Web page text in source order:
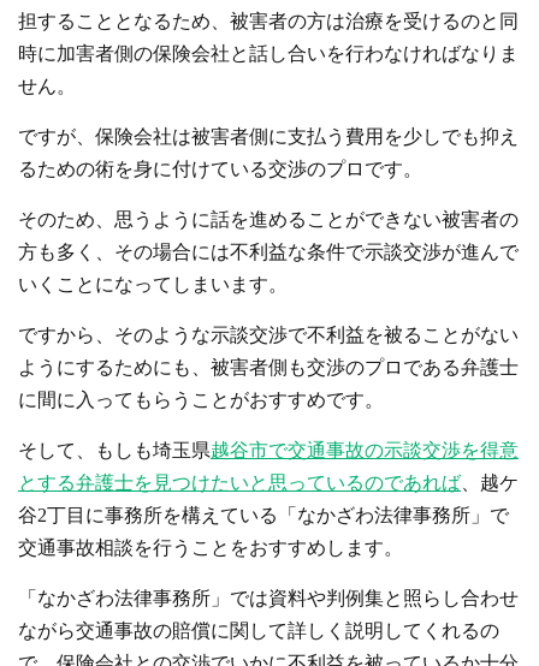
担することとなるため、被害者の方は治療を受けるのと同
時に加害者側の保険会社と話し合いを行わなければなりま
せん。
ですが、保険会社は被害者側に支払う費用を少しでも抑え
るための術を身に付けている交渉のプロです。
そのため、思うように話を進めることができない被害者の
方も多く、その場合には不利益な条件で示談交渉が進んで
いくことになってしまいます。
ですから、そのような示談交渉で不利益を被ることがない
ようにするためにも、被害者側も交渉のプロである弁護士
に間に入ってもらうことがおすすめです。
そして、もしも埼玉県越谷市で交通事故の示談交渉を得意
とする弁護士を見つけたいと思っているのであれば 、越ケ
谷2丁目に事務所を構えている「なかざわ法律事務所」で
交通事故相談を行うことをおすすめします。
「なかざわ法律事務所」では資料や判例集と照らし合わせ
ながら交通事故の賠償に関して詳しく説明してくれるの